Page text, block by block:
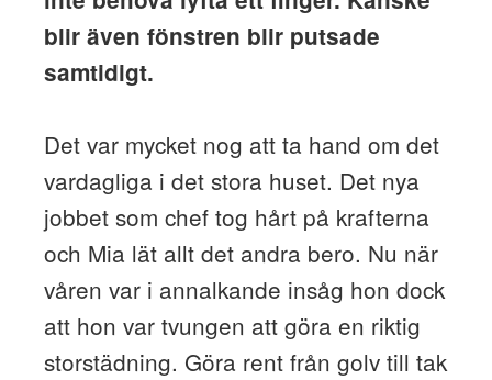
blir även fönstren blir putsade
samtidigt.
Det var mycket nog att ta hand om det
vardagliga i det stora huset. Det nya
jobbet som chef tog hårt på krafterna
och Mia lät allt det andra bero. Nu när
våren var i annalkande insåg hon dock
att hon var tvungen att göra en riktig
storstädning. Göra rent från golv till tak